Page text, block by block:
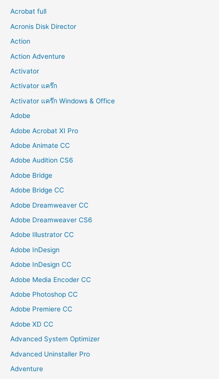
Acrobat full
Acronis Disk Director
Action
Action Adventure
Activator
Activator แคร๊ก
Activator แคร๊ก Windows & Office
Adobe
Adobe Acrobat XI Pro
Adobe Animate CC
Adobe Audition CS6
Adobe Bridge
Adobe Bridge CC
Adobe Dreamweaver CC
Adobe Dreamweaver CS6
Adobe Illustrator CC
Adobe InDesign
Adobe InDesign CC
Adobe Media Encoder CC
Adobe Photoshop CC
Adobe Premiere CC
Adobe XD CC
Advanced System Optimizer
Advanced Uninstaller Pro
Adventure